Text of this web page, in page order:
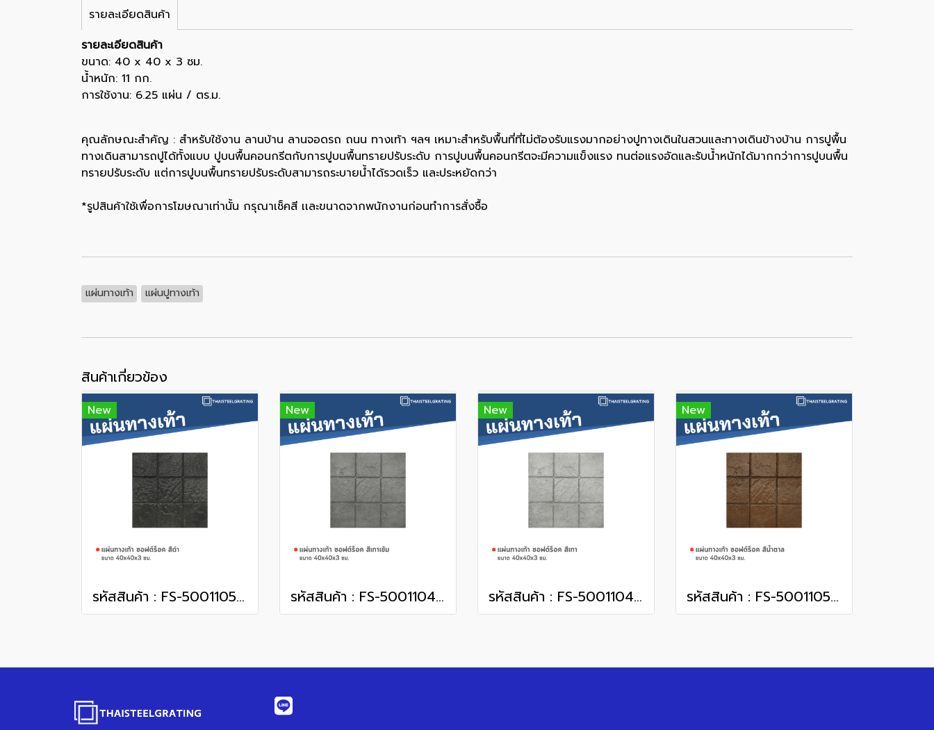
รายละเอียดสินค้า
รายละเอียดสินค้า
ขนาด: 40 x 40 x 3 ซม.
น้ำหนัก: 11 กก.
การใช้งาน: 6.25 แผ่น / ตร.ม.
คุณลักษณะสำคัญ : สำหรับใช้งาน ลานบ้าน ลานจอดรถ ถนน ทางเท้า ฯลฯ เหมาะสำหรับพื้นที่ที่ไม่ต้องรับแรงมากอย่างปูทางเดินในสวนและทางเดินข้างบ้าน การปูพื้น
ทางเดินสามารถปูได้ทั้งแบบ ปูบนพื้นคอนกรีตกับการปูบนพื้นทรายปรับระดับ การปูบนพื้นคอนกรีตจะมีความแข็งแรง ทนต่อแรงอัดและรับน้ำหนักได้มากกว่าการปูบนพื้น
ทรายปรับระดับ แต่การปูบนพื้นทรายปรับระดับสามารถระบายน้ำได้รวดเร็ว และประหยัดกว่า
*รูปสินค้าใช้เพื่อการโฆษณาเท่านั้น กรุณาเช็คสี เเละขนาดจากพนักงานก่อนทำการสั่งซื้อ
แผ่นทางเท้า แผ่นปูทางเท้า
สินค้าเกี่ยวข้อง
New
รหัสสินค้า : FS-50011050 ซอฟต์ร็อค สีดำ 40 x 40 x 3 ซม.
New
รหัสสินค้า : FS-50011049 ซอฟต์ร็อค สีเทาเข้ม 40 x 40 x 3 ซม.
New
รหัสสินค้า : FS-50011048 ซอฟต์ร็อค สีเทา 40 x 40 x 3 ซม.
New
รหัสสินค้า : FS-50011052 ซอฟต์ร็อค สีน้ำตาล 40 x 40 x 3 ซม.